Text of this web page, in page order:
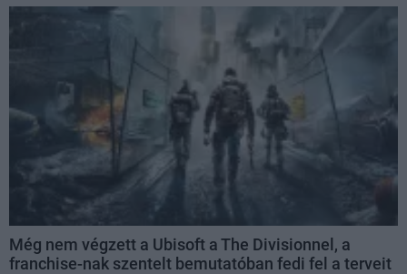
Még nem végzett a Ubisoft a The Divisionnel, a
franchise-nak szentelt bemutatóban fedi fel a terveit